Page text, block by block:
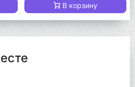
В корзину